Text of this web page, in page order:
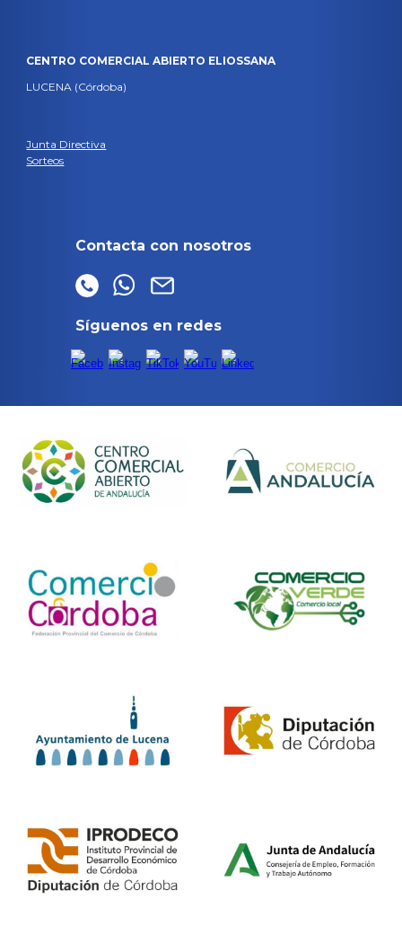
CENTRO COMERCIAL ABIERTO ELIOSSANA
LUCENA (Córdoba)
Junta Directiva
Sorteos
Contacta con nosotros
Síguenos en redes